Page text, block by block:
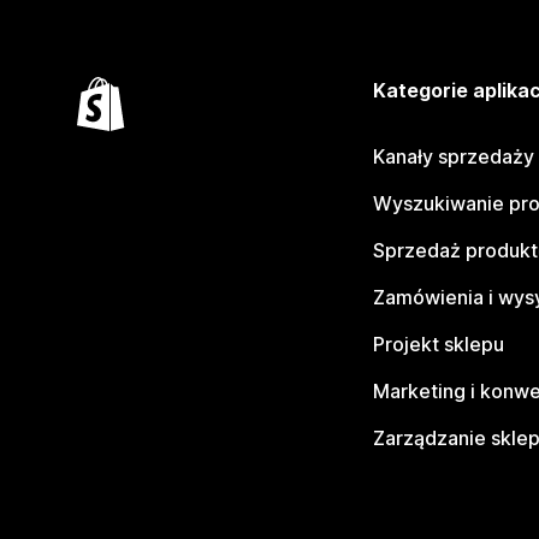
Kategorie
Kanały sprzedaży
Wyszukiwanie
Sprzedaż
Zamówienia i
Projekt sklepu
Marketing i
Zarządzanie